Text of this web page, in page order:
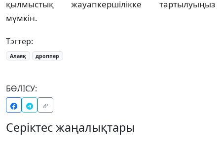
қылмыстық жауапкершілікке тартылуыңыз
мүмкін.
Тэгтер:
Алаяқ дроппер
БӨЛІСУ:
Серіктес жаңалықтары